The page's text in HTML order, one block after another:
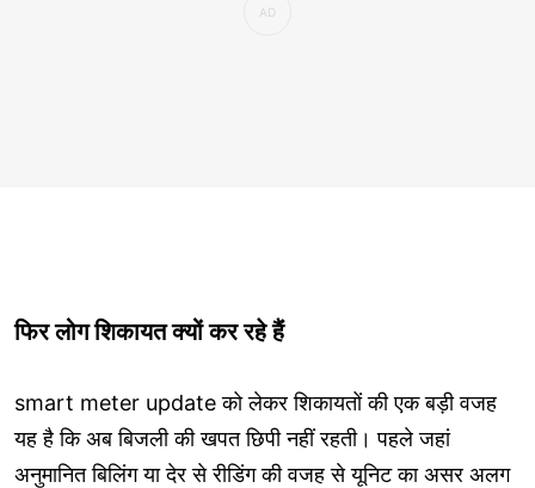
फिर लोग शिकायत क्यों कर रहे हैं
smart meter update को लेकर शिकायतों की एक बड़ी वजह
यह है कि अब बिजली की खपत छिपी नहीं रहती। पहले जहां
अनुमानित बिलिंग या देर से रीडिंग की वजह से यूनिट का असर अलग